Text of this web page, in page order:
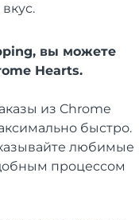
вы можете
Hearts.
из Chrome
быстро.
любимые
процессом